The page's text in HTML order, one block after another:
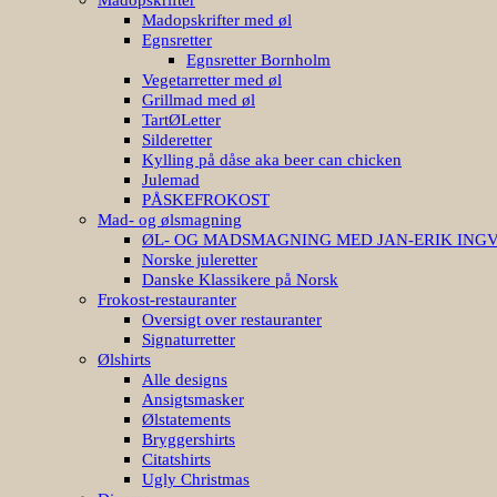
Madopskrifter med øl
Egnsretter
Egnsretter Bornholm
Vegetarretter med øl
Grillmad med øl
TartØLetter
Silderetter
Kylling på dåse aka beer can chicken
Julemad
PÅSKEFROKOST
Mad- og ølsmagning
ØL- OG MADSMAGNING MED JAN-ERIK
Norske juleretter
Danske Klassikere på Norsk
Frokost-restauranter
Oversigt over restauranter
Signaturretter
Ølshirts
Alle designs
Ansigtsmasker
Ølstatements
Bryggershirts
Citatshirts
Ugly Christmas